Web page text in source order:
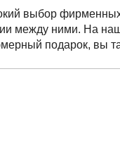
выбор
между ними. На
подарок, вы